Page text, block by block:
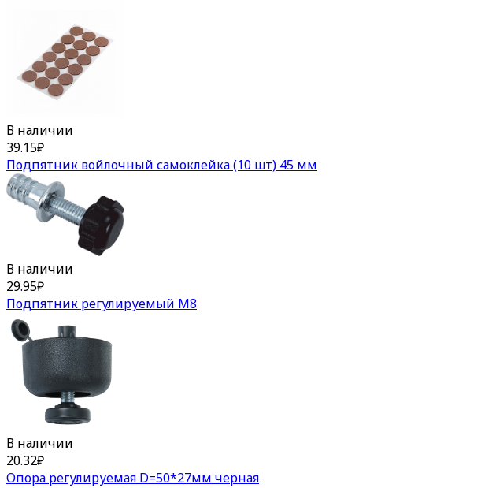
В наличии
39.15₽
Подпятник войлочный самоклейка (10 шт) 45 мм
В наличии
29.95₽
Подпятник регулируемый М8
В наличии
20.32₽
Опора регулируемая D=50*27мм черная